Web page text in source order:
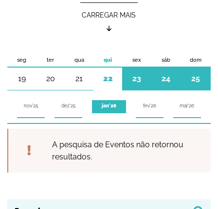
CARREGAR MAIS
seg ter qua qui sex sáb dom
19 20 21 22 23 24 25
nov'25 dez'25 jan'26 fev'26 mar'26
A pesquisa de Eventos não retornou
resultados.